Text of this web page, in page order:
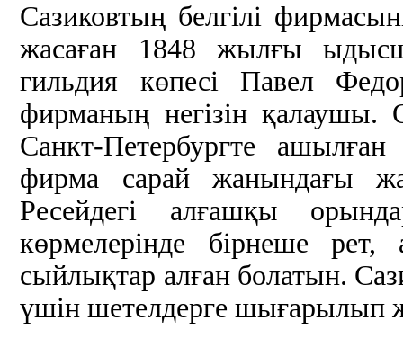
Сазиковтың белгілі
жасаған 1848 жылғы
гильдия көпесі Павел
фирманың негізін
Санкт-Петербургте
фирма сарай жанындағы
Ресейдегі алғашқы
көрмелерінде бірнеше
сыйлықтар алған болатын.
үшін шетелдерге шығарылып